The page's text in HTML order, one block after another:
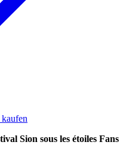
Sion sous les étoiles Fans